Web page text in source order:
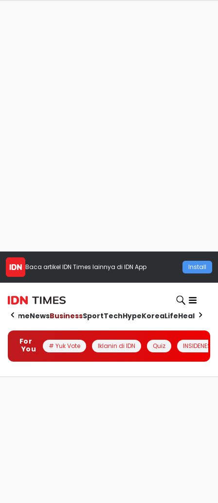
Baca artikel IDN Times lainnya di IDN App Install
HomeNewsBusinessSportTechHypeKoreaLifeHealth
For
You
# Yuk Vote Iklanin di IDN Quiz INSIDENESIA